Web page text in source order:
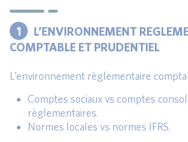
1
L’ENVIRONNEMENT
COMPTABLE ET PRUDENTIEL
L’environnement règlementaire
Comptes sociaux vs comptes
règlementaires.
Normes locales vs normes IFRS.